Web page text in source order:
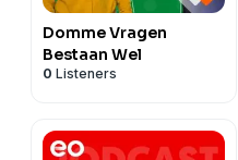
Domme Vragen
Bestaan Wel
0 Listeners